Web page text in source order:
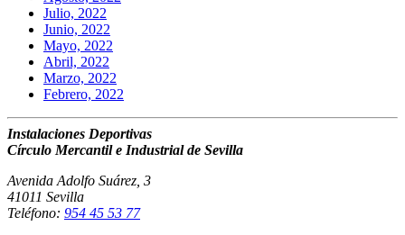
Julio, 2022
Junio, 2022
Mayo, 2022
Abril, 2022
Marzo, 2022
Febrero, 2022
Instalaciones Deportivas
Círculo Mercantil e Industrial de Sevilla
Avenida Adolfo Suárez, 3
41011 Sevilla
Teléfono: 954 45 53 77